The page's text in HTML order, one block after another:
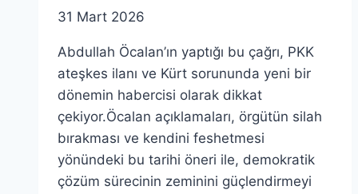
31 Mart 2026
Abdullah Öcalan’ın yaptığı bu çağrı, PKK
ateşkes ilanı ve Kürt sorununda yeni bir
dönemin habercisi olarak dikkat
çekiyor.Öcalan açıklamaları, örgütün silah
bırakması ve kendini feshetmesi
yönündeki bu tarihi öneri ile, demokratik
çözüm sürecinin zeminini güçlendirmeyi